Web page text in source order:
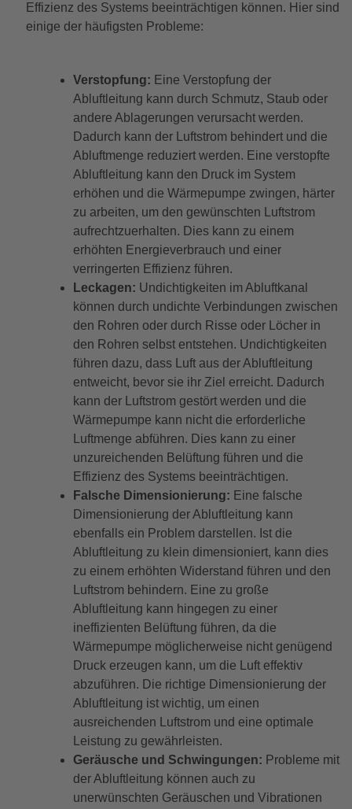
Effizienz des Systems beeinträchtigen können. Hier sind
einige der häufigsten Probleme:
Verstopfung: Eine Verstopfung der
Abluftleitung kann durch Schmutz, Staub oder
andere Ablagerungen verursacht werden.
Dadurch kann der Luftstrom behindert und die
Abluftmenge reduziert werden. Eine verstopfte
Abluftleitung kann den Druck im System
erhöhen und die Wärmepumpe zwingen, härter
zu arbeiten, um den gewünschten Luftstrom
aufrechtzuerhalten. Dies kann zu einem
erhöhten Energieverbrauch und einer
verringerten Effizienz führen.
Leckagen: Undichtigkeiten im Abluftkanal
können durch undichte Verbindungen zwischen
den Rohren oder durch Risse oder Löcher in
den Rohren selbst entstehen. Undichtigkeiten
führen dazu, dass Luft aus der Abluftleitung
entweicht, bevor sie ihr Ziel erreicht. Dadurch
kann der Luftstrom gestört werden und die
Wärmepumpe kann nicht die erforderliche
Luftmenge abführen. Dies kann zu einer
unzureichenden Belüftung führen und die
Effizienz des Systems beeinträchtigen.
Falsche Dimensionierung: Eine falsche
Dimensionierung der Abluftleitung kann
ebenfalls ein Problem darstellen. Ist die
Abluftleitung zu klein dimensioniert, kann dies
zu einem erhöhten Widerstand führen und den
Luftstrom behindern. Eine zu große
Abluftleitung kann hingegen zu einer
ineffizienten Belüftung führen, da die
Wärmepumpe möglicherweise nicht genügend
Druck erzeugen kann, um die Luft effektiv
abzuführen. Die richtige Dimensionierung der
Abluftleitung ist wichtig, um einen
ausreichenden Luftstrom und eine optimale
Leistung zu gewährleisten.
Geräusche und Schwingungen: Probleme mit
der Abluftleitung können auch zu
unerwünschten Geräuschen und Vibrationen